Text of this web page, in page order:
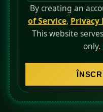
n
i
t
a
By creating an
of Service, Privacy
This website
only.